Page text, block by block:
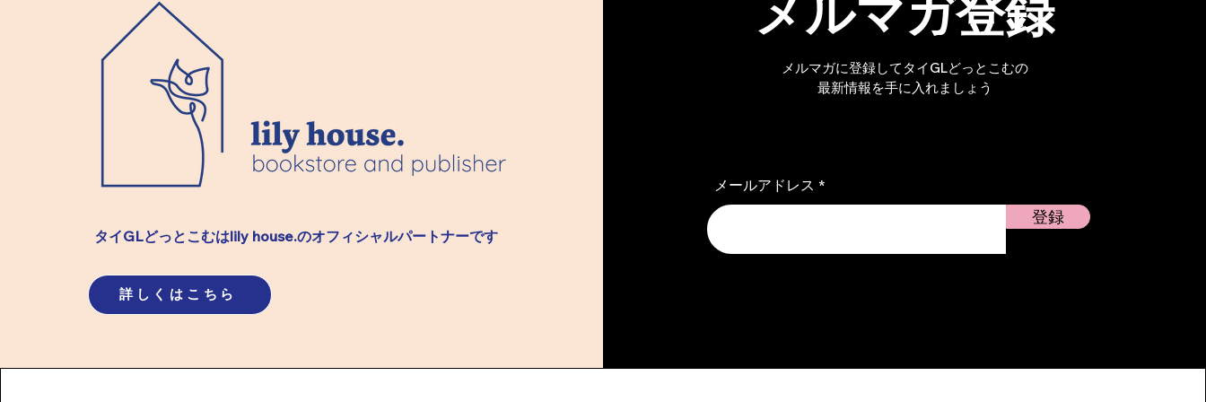
【コップンカープラン限定】
【2026年】あけましておめ
でとうございます！
タイGLどっとこむはlily house.のオフィシャル​パートナーです
詳しくはこちら
メルマガ登録
メルマガに登録してタイGLどっとこむの
最新情報を手に入れましょう
メールアドレス
登録